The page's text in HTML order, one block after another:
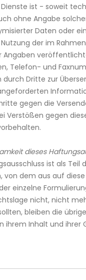
ist - soweit
ohne Angabe
Daten oder
der im
Angaben
Telefon- und
durch Dritte zur
gegen die
Verstößen gegen
dieses
ist als Teil
von dem aus auf
einzelne
nicht, nicht
bleiben die
ihrem Inhalt und ihrer